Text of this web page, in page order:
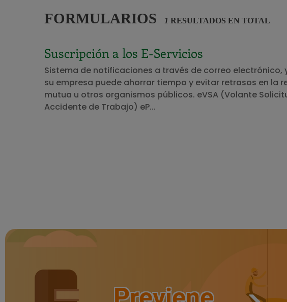
FORMULARIOS 1 RESULTADOS EN TOTAL
Suscripción a los E-Servicios
Sistema de notificaciones a través de correo electrónico,
su empresa puede ahorrar tiempo y evitar retrasos en la
mutua u otros organismos públicos. eVSA (Volante
Accidente de Trabajo) eP...